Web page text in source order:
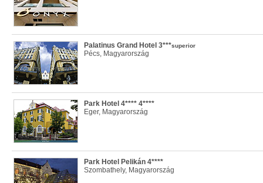
Palatinus Grand Hotel 3***superior
Pécs, Magyarország
Park Hotel 4**** 4****
Eger, Magyarország
Park Hotel Pelikán 4****
Szombathely, Magyarország